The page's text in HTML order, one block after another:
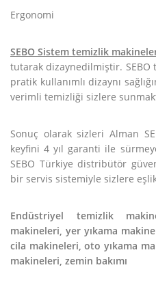
Ergonomi
SEBO Sistem temizlik
tutarak dizaynedilmiştir.
pratik kullanımlı dizaynı
verimli temizliği sizlere
Sonuç olarak sizleri Alman
keyfini 4 yıl garanti ile
SEBO Türkiye distribütör
bir servis sistemiyle sizlere
Endüstriyel temizlik
makineleri, yer yıkama
cila makineleri, oto yıkama
makineleri, zemin bakımı